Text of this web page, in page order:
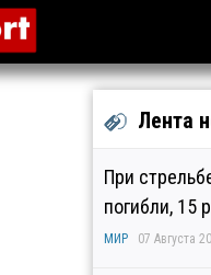
Лента
При
погибли, 15
МИР 07 Августа